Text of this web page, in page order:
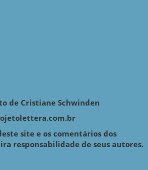
de Cristiane Schwinden
site e os comentários dos
responsabilidade de seus autores.